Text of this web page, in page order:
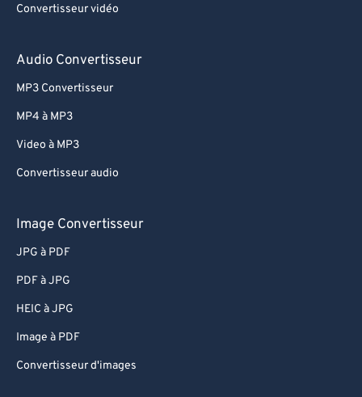
Convertisseur vidéo
Audio Convertisseur
MP3 Convertisseur
MP4 à MP3
Video à MP3
Convertisseur audio
Image Convertisseur
JPG à PDF
PDF à JPG
HEIC à JPG
Image à PDF
Convertisseur d'images